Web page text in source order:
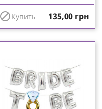
Купить Цена
135,00 грн